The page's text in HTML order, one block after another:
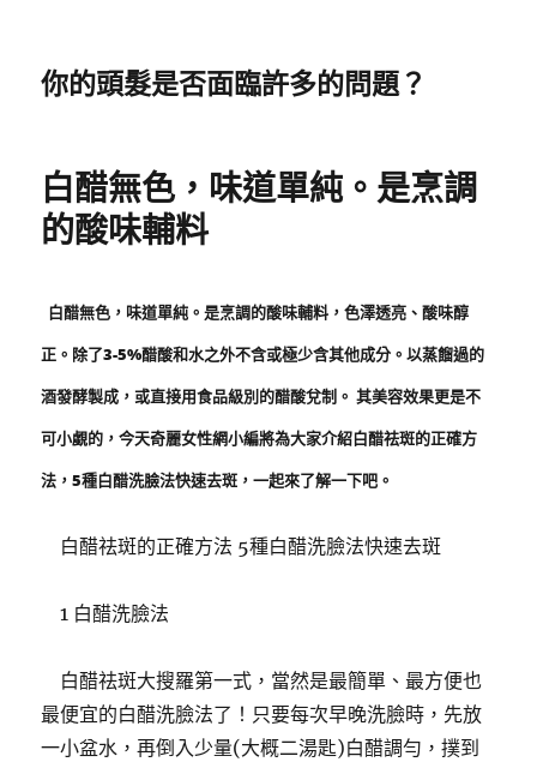
你的頭髮是否面臨許多的問題？
白醋無色，味道單純。是烹調
的酸味輔料
白醋無色，味道單純。是烹調的酸味輔料，色澤透亮、酸味醇
正。除了3-5%醋酸和水之外不含或極少含其他成分。以蒸餾過的
酒發酵製成，或直接用食品級別的醋酸兌制。 其美容效果更是不
可小覷的，今天奇麗女性網小編將為大家介紹白醋祛斑的正確方
法，5種白醋洗臉法快速去斑，一起來了解一下吧。
白醋祛斑的正確方法 5種白醋洗臉法快速去斑
1 白醋洗臉法
白醋祛斑大搜羅第一式，當然是最簡單、最方便也
最便宜的白醋洗臉法了！只要每次早晚洗臉時，先放
一小盆水，再倒入少量(大概二湯匙)白醋調勻，撲到